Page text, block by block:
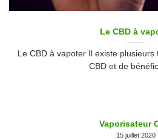
Le CBD à
Le CBD à vapoter Il existe
CBD et de
Vaporisateur
15 juillet 2020